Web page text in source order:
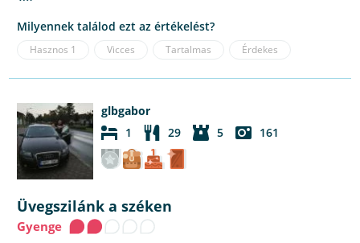
Milyennek találod ezt az értékelést?
Hasznos 1 Vicces Tartalmas Érdekes
glbgabor
1
29 5 161
Üvegszilánk a széken
Gyenge